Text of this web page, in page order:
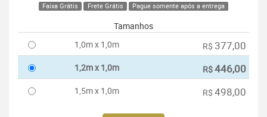
Faixa Grátis Frete Grátis Pague somente após a entrega
Tamanhos
1,0m x 1,0m
R$ 377,00
1,2m x 1,0m R$446,00
1,5m x 1,0m R$ 498,00